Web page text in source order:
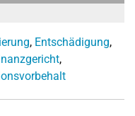
, Entschädigung,
,